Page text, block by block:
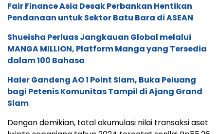
Fair Finance Asia Desak Perbankan Hentikan
Pendanaan untuk Sektor Batu Bara di ASEAN
Shueisha Perluas Jangkauan Global melalui
MANGA MILLION, Platform Manga yang Tersedia
dalam 100 Bahasa
Haier Gandeng AO 1 Point Slam, Buka Peluang
bagi Petenis Komunitas Tampil di Ajang Grand
Slam
Dengan demikian, total akumulasi nilai transaksi aset